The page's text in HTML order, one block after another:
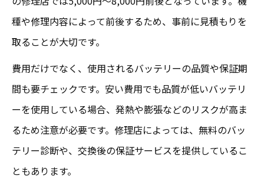
安い費用で安心できるiPhone修理の流れと
コツ
富里市で安心感あるiPhone修理を実現する
方法
種や修理内容によって前後するため、事前に見積もりを
取ることが大切です。
費用だけでなく、使用されるバッテリーの品質や保証期
間も要チェックです。安い費用でも品質が低いバッテリ
ーを使用している場合、発熱や膨張などのリスクが高ま
るため注意が必要です。修理店によっては、無料のバッ
テリー診断や、交換後の保証サービスを提供しているこ
ともあります。